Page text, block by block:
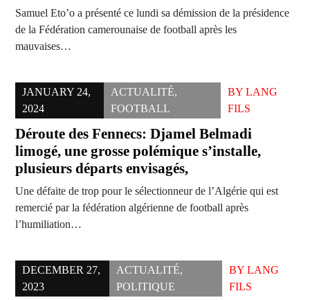
Samuel Eto’o a présenté ce lundi sa démission de la présidence
de la Fédération camerounaise de football après les
mauvaises…
JANUARY 24,
2024
ACTUALITÉ,
FOOTBALL
BY LANG
FILS
Déroute des Fennecs: Djamel Belmadi
limogé, une grosse polémique s’installe,
plusieurs départs envisagés,
Une défaite de trop pour le sélectionneur de l’Algérie qui est
remercié par la fédération algérienne de football après
l’humiliation…
DECEMBER 27,
2023
ACTUALITÉ,
POLITIQUE
BYLANG
FILS